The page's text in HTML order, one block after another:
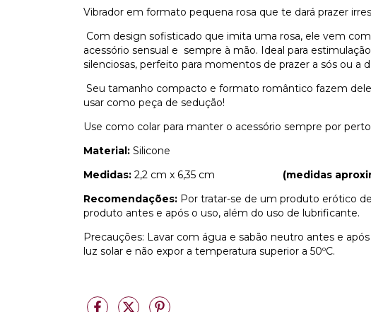
Vibrador em formato pequena rosa que te dará prazer
Com design sofisticado que imita uma rosa, ele vem
acessório sensual e sempre à mão. Ideal para
silenciosas, perfeito para momentos de prazer a sós ou a
Seu tamanho compacto e formato romântico fazem
usar como peça de sedução!
Use como colar para manter o acessório sempre por
Material: Silicone
Medidas: 2,2 cm x 6,35 cm
(medidas
Recomendações: Por tratar-se de um produto erótico
produto antes e após o uso, além do uso de lubrificante.
Precauções: Lavar com água e sabão neutro antes e
luz solar e não expor a temperatura superior a 50ºC.